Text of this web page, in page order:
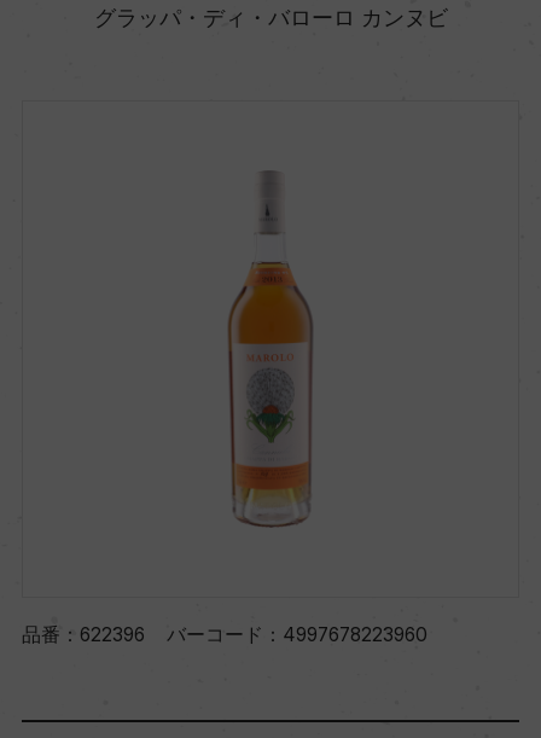
グラッパ・ディ・バローロ カンヌビ
品番： 622396 バーコード： 4997678223960